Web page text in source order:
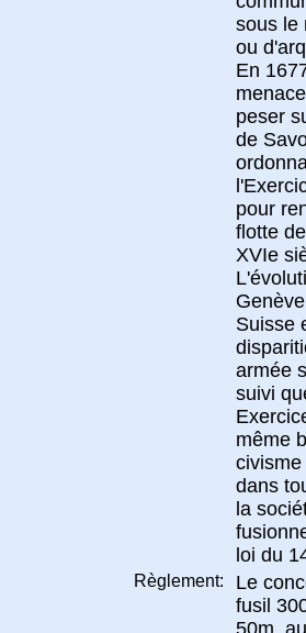
sous le
ou
En
peser
de
pour
flotte
XVIe
Suisse
armée
suivi
même
dans
la
loi du
Règlement:
Le
fusil
50m,